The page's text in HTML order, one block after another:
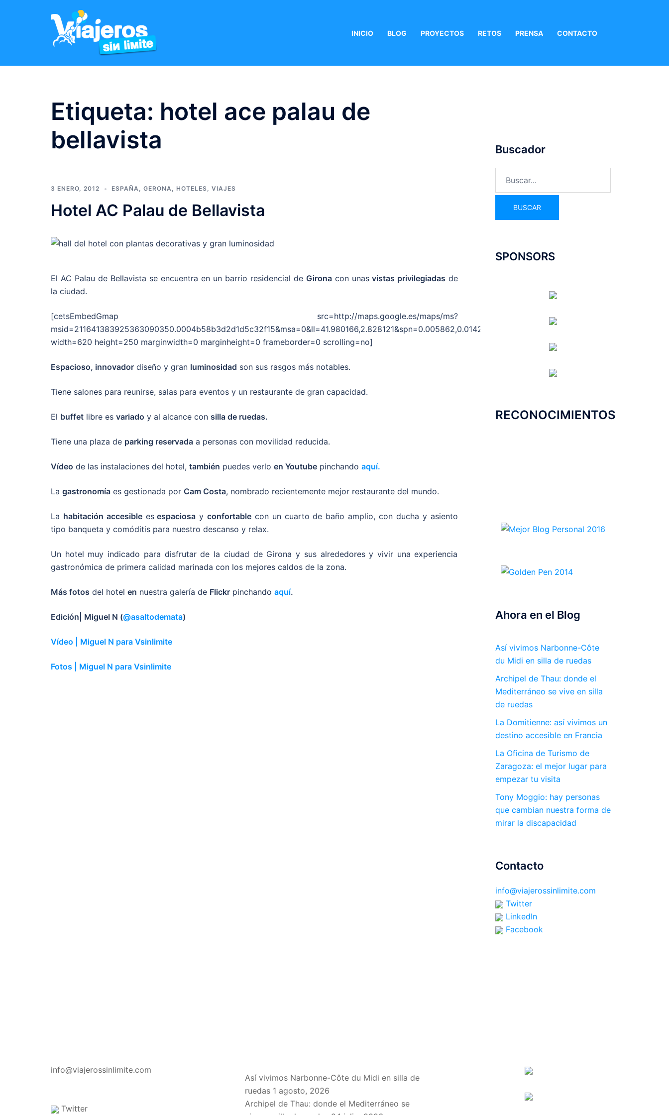
INICIO BLOG PROYECTOS RETOS PRENSA CONTACTO
Etiqueta: hotel ace palau de
bellavista
3 ENERO, 2012 ESPAÑA, GERONA, HOTELES, VIAJES
Hotel AC Palau de Bellavista
El AC Palau de Bellavista se encuentra en un barrio residencial de Gironacon unasvistas privilegiadas de
la ciudad.
[cetsEmbedGmap src=http://maps.google.es/maps/ms?
msid=211641383925363090350.0004b58b3d2d1d5c32f15&msa=0&ll=41.980166,2.828121&spn=0.005862,0.01428
width=620 height=250 marginwidth=0 marginheight=0 frameborder=0 scrolling=no]
Espacioso, innovador diseño y gran luminosidad son sus rasgos más notables.
Tiene salones para reunirse, salas para eventos y un restaurante de gran capacidad.
El buffet libre es variado y al alcance con silla de ruedas.
Tiene una plaza de parking reservada a personas con movilidad reducida.
Vídeo de las instalaciones del hotel, también puedes verlo en Youtube pinchando aquí.
La gastronomía es gestionada por Cam Costa, nombrado recientemente mejor restaurante del mundo.
La habitación accesibleesespaciosa yconfortable con un cuarto de baño amplio, con ducha y asiento
tipo banqueta y comóditis para nuestro descanso y relax.
Un hotel muy indicado para disfrutar de la ciudad de Girona y sus alrededores y vivir una experiencia
gastronómica de primera calidad marinada con los mejores caldos de la zona.
Más fotos del hotel en nuestra galería de Flickr pinchando aquí.
Edición| Miguel N (@asaltodemata)
Vídeo | Miguel N para Vsinlimite
Fotos | Miguel N para Vsinlimite
Buscador
SPONSORS
RECONOCIMIENTOS
Ahora en el Blog
Así vivimos Narbonne-Côte
du Midi en silla de ruedas
Archipel de Thau: donde el
Mediterráneo se vive en silla
de ruedas
La Domitienne: así vivimos un
destino accesible en Francia
La Oficina de Turismo de
Zaragoza: el mejor lugar para
empezar tu visita
Tony Moggio: hay personas
que cambian nuestra forma de
mirar la discapacidad
Contacto
info@viajerossinlimite.com
Twitter
LinkedIn
Facebook
info@viajerossinlimite.com
Twitter
Así vivimos Narbonne-Côte du Midi en silla de
ruedas 1 agosto, 2026
Archipel de Thau: donde el Mediterráneo se